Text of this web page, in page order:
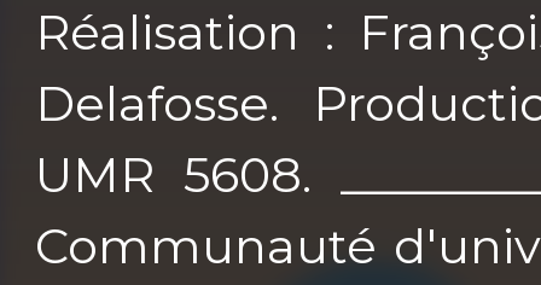
Réalisation :
Delafosse.
UMR 5608.
Communauté